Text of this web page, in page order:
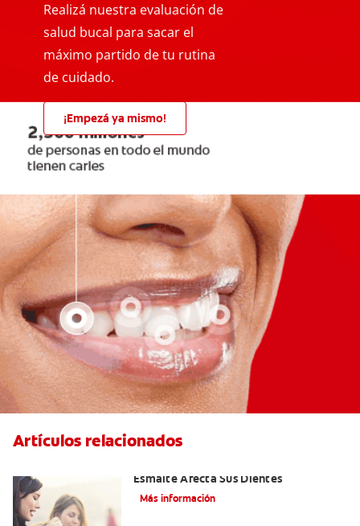
Realizá nuestra evaluación de
salud bucal para sacar el
máximo partido de tu rutina
de cuidado.
¡Empezá ya mismo!
Artículos relacionados
Esmalte Afecta Sus Dientes
Más información